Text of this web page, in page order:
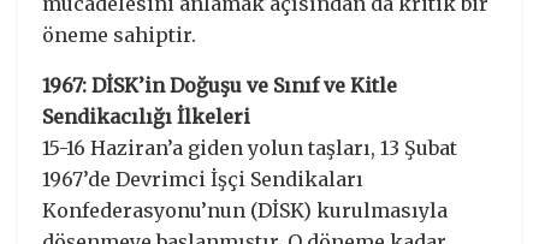
öneme sahiptir.
1967: DİSK’in Doğuşu ve Sınıf ve Kitle
Sendikacılığı İlkeleri
15-16 Haziran’a giden yolun taşları, 13 Şubat
1967’de Devrimci İşçi Sendikaları
Konfederasyonu’nun (DİSK) kurulmasıyla